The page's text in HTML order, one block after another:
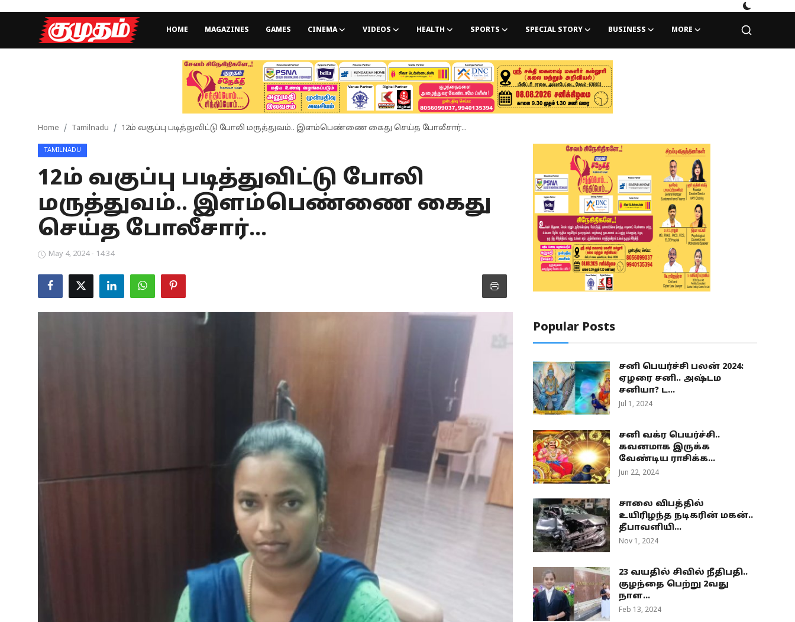
HOME MAGAZINES GAMES CINEMA VIDEOS HEALTH SPORTS SPECIAL STORY BUSINESS MORE
Games
Special Story
Business
Home Tamilnadu 12ம் வகுப்பு படித்துவிட்டு போலி மருத்துவம்.. இளம்பெண்ணை கைது செய்த போலீசார்...
TAMILNADU
12ம் வகுப்பு படித்துவிட்டு போலி
மருத்துவம்.. இளம்பெண்ணை கைது
செய்த போலீசார்...
May 4, 2024 - 14:34
Popular Posts
சனி பெயர்ச்சி பலன் 2024:
ஏழரை சனி.. அஷ்டம
சனியா? ட...
Jul 1, 2024
சனி வக்ர பெயர்ச்சி..
கவனமாக இருக்க
வேண்டிய ராசிக்க...
Jun 22, 2024
சாலை விபத்தில்
உயிரிழந்த நடிகரின் மகன்..
தீபாவளியி...
Nov 1, 2024
23 வயதில் சிவில் நீதிபதி..
குழந்தை பெற்று 2வது
நாள...
Feb 13, 2024